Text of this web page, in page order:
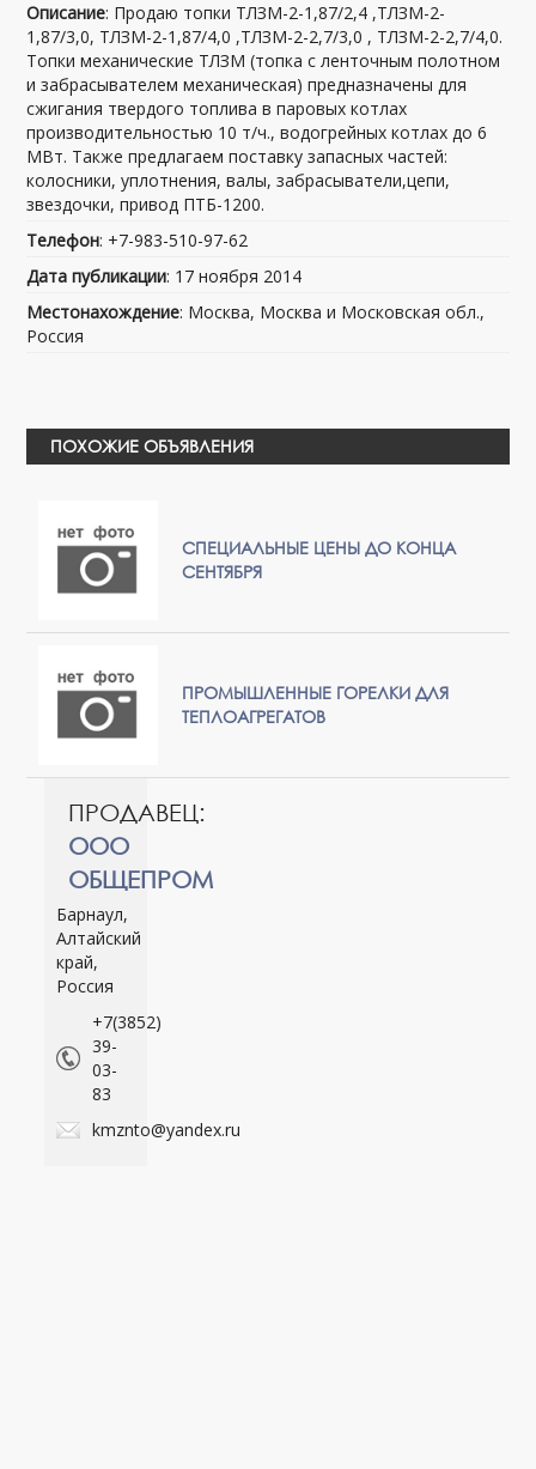
Описание: Продаю топки ТЛЗМ-2-1,87/2,4 ,ТЛЗМ-2-
1,87/3,0, ТЛЗМ-2-1,87/4,0 ,ТЛЗМ-2-2,7/3,0 , ТЛЗМ-2-2,7/4,0.
Топки механические ТЛЗМ (топка с ленточным полотном
и забрасывателем механическая) предназначены для
сжигания твердого топлива в паровых котлах
производительностью 10 т/ч., водогрейных котлах до 6
МВт. Также предлагаем поставку запасных частей:
колосники, уплотнения, валы, забрасыватели,цепи,
звездочки, привод ПТБ-1200.
Телефон: +7-983-510-97-62
Дата публикации: 17 ноября 2014
Местонахождение: Москва, Москва и Московская обл.,
Россия
ПОХОЖИЕ ОБЪЯВЛЕНИЯ
СПЕЦИАЛЬНЫЕ ЦЕНЫ ДО КОНЦА
СЕНТЯБРЯ
ПРОМЫШЛЕННЫЕ ГОРЕЛКИ ДЛЯ
ТЕПЛОАГРЕГАТОВ
ПРОДАВЕЦ:
ООО
ОБЩЕПРОМ
Барнаул,
Алтайский
край,
Россия
+7(3852)
39-
03-
83
kmznto@yandex.ru